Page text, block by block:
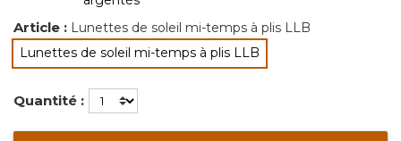
Article : Lunettes de soleil mi-temps à plis LLB
Lunettes de soleil mi-temps à plis LLB
sélectionné
Quantité :